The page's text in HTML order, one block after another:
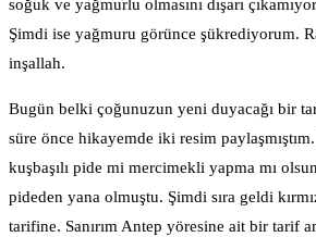
soğuk ve yağmurlu olmasını dışarı
Şimdi ise yağmuru görünce şükrediyorum.
inşallah.
Bugün belki çoğunuzun yeni duyacağı bir
süre önce hikayemde iki resim
kuşbaşılı pide mi mercimekli yapma mı
pideden yana olmuştu. Şimdi sıra geldi
tarifine. Sanırım Antep yöresine ait bir tarif